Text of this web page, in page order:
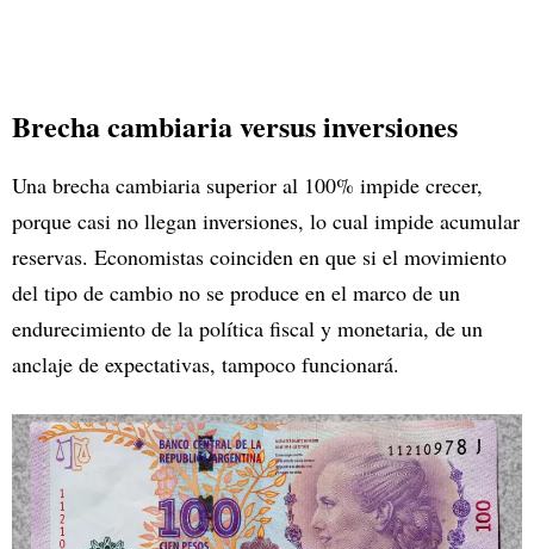
Brecha cambiaria versus inversiones
Una brecha cambiaria superior al 100% impide crecer,
porque casi no llegan inversiones, lo cual impide acumular
reservas. Economistas coinciden en que si el movimiento
del tipo de cambio no se produce en el marco de un
endurecimiento de la política fiscal y monetaria, de un
anclaje de expectativas, tampoco funcionará.